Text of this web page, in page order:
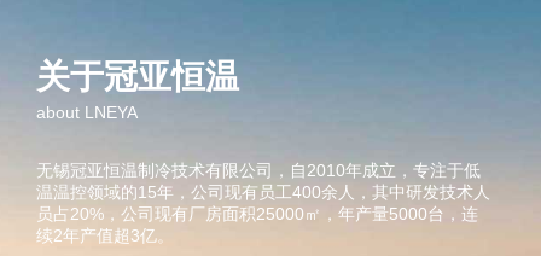
关于冠亚恒温
about LNEYA
无锡冠亚恒温制冷技术有限公司，自2010年成立，专注于低
温温控领域的15年，公司现有员工400余人，其中研发技术人
员占20%，公司现有厂房面积25000㎡，年产量5000台，连
续2年产值超3亿。